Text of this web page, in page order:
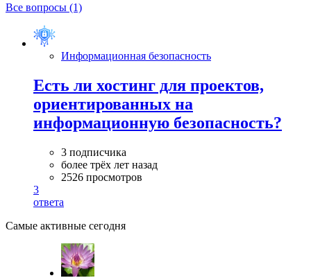
Все вопросы (1)
Информационная безопасность
Есть ли хостинг для проектов,
ориентированных на
информационную безопасность?
3 подписчика
более трёх лет назад
2526 просмотров
3
ответа
Самые активные сегодня